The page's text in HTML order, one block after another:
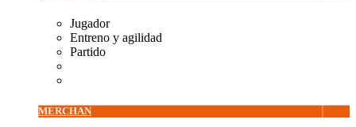
Jugador
Entreno y agilidad
Partido
MERCHAN